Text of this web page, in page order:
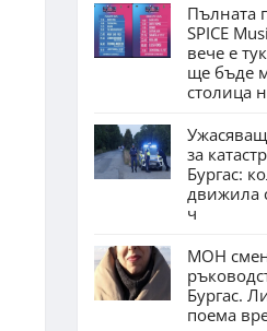
Пълната
SPICE
вече е
ще бъде
столица
за
Бургас:
движила
ч
МОН
Бургас.
поема